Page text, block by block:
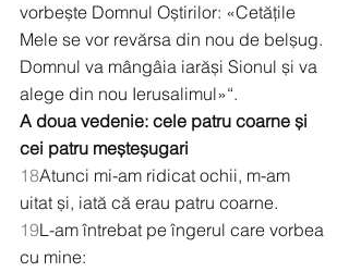
vorbește Domnul Oștirilor: «Cetățile
Mele se vor revărsa din nou de belșug.
Domnul va mângâia iarăși Sionul și va
alege din nou Ierusalimul»“.
A doua vedenie: cele patru coarne și
cei patru meșteșugari
18Atunci mi-am ridicat ochii, m-am
uitat și, iată că erau patru coarne.
19L-am întrebat pe îngerul care vorbea
cu mine: